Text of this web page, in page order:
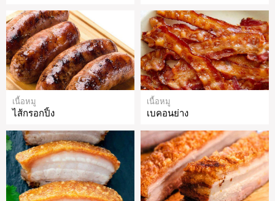
เนื้อหมู
ไส้กรอกปิ้ง
เนื้อหมู
เบคอนย่าง